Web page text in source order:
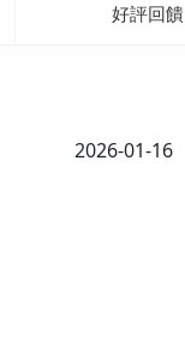
好評回饋
2026-01-16